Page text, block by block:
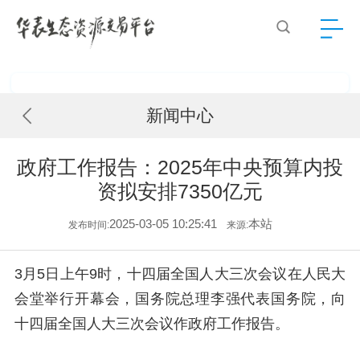
新闻中心
政府工作报告：2025年中央预算内投
资拟安排7350亿元
发布时间:2025-03-05 10:25:41 来源:本站
3月5日上午9时，十四届全国人大三次会议在人民大
会堂举行开幕会，国务院总理李强代表国务院，向
十四届全国人大三次会议作政府工作报告。